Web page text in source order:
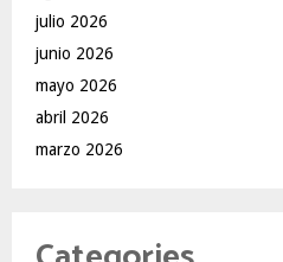
julio 2026
junio 2026
mayo 2026
abril 2026
marzo 2026